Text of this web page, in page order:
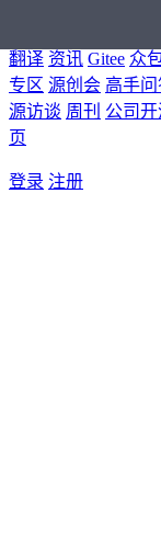
翻译 资讯 Gitee 众
专区 源创会 高手
源访谈 周刊 公司
页
登录 注册